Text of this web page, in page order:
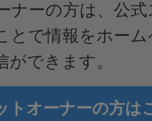
ナーの方は、公
とで情報をホー
ができます。
トオーナーの方は